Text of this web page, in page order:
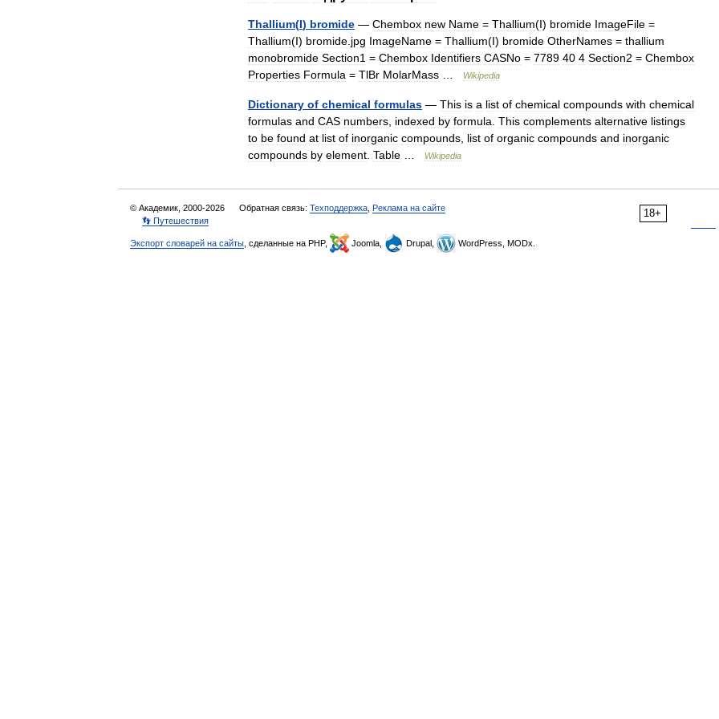
Thallium(I) bromide — Chembox new Name = Thallium(I) bromide ImageFile =
Thallium(I) bromide jpg ImageName = Thallium(I) bromide OtherNames = thallium
monobromide Section1 = Chembox Identifiers CASNo = 7789 40 4 Section2 = Chembox
Properties Formula = TlBr MolarMass Wikipedia
Dictionary of chemical formulas — This is a list of chemical compounds with chemical
formulas and CAS numbers indexed by formula This complements alternative listings
to be found at list of inorganic compounds list of organic compounds and inorganic
compounds by element Table Wikipedia
18+
© Академик, 2000-2026 Обратная связь: Техподдержка Реклама на сайте
👣 Путешествия
Экспорт словарей на сайты , сделанные на PHP, Joomla, Drupal, WordPress, MODx.